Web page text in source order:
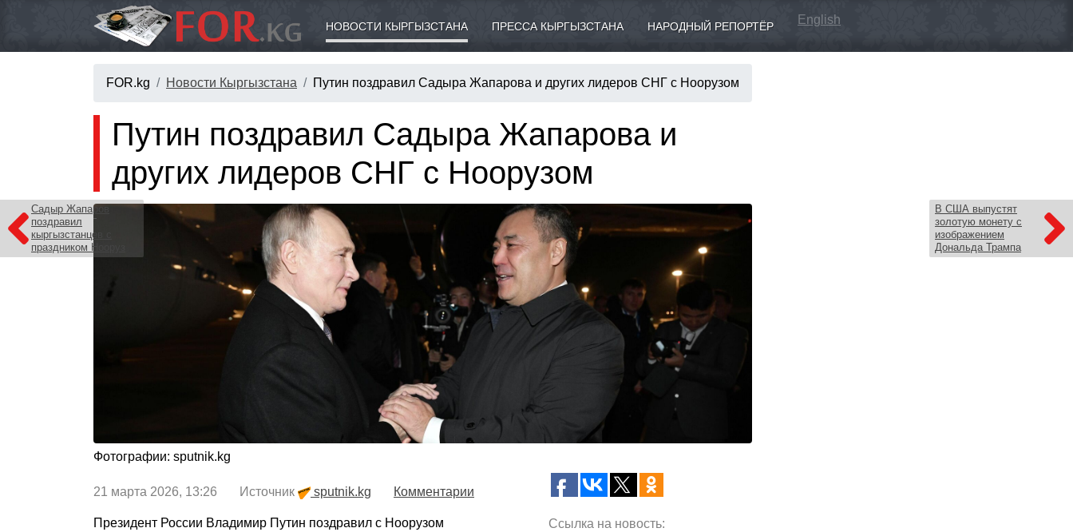
НОВОСТИ КЫРГЫЗСТАНА ПРЕССА КЫРГЫЗСТАНА НАРОДНЫЙ РЕПОРТЁР English
FOR.kg Новости Кыргызстана Путин поздравил Садыра Жапарова и других лидеров СНГ с Ноорузом
Садыр Жапаров
поздравил
кыргызстанцев с
праздником Нооруз
В США выпустят
золотую монету с
изображением
Дональда Трампа
Путин поздравил Садыра Жапарова и
других лидеров СНГ с Ноорузом
Фотографии: sputnik.kg
21 марта 2026, 13:26 Источник sputnik.kg Комментарии
Президент России Владимир Путин поздравил с Ноорузом
Ссылка на новость: